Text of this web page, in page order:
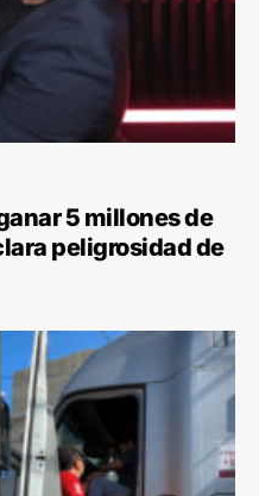
5 millones de
peligrosidad de